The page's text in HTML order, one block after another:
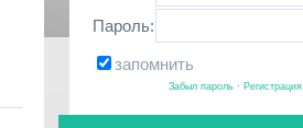
Пароль:
запомнить
Забыл пароль · Регистрация